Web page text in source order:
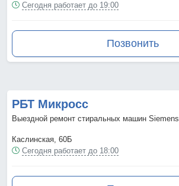
Сегодня работает до 19:00
Позвонить
РБТ Микросс
Выездной ремонт стиральных машин Siemens
Каслинская, 60Б
Сегодня работает до 18:00